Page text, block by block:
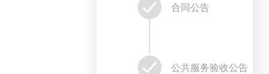
合同公告
公共服务验收公告